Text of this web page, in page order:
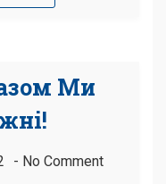
Ми
No Comment